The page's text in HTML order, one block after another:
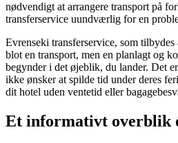
nødvendigt at arrangere transport på
transferservice uundværlig for en
Evrenseki transferservice, som
blot en transport, men en planlagt og
begynder i det øjeblik, du lander. Det
ikke ønsker at spilde tid under deres
dit hotel uden ventetid eller
Et informativt overblik